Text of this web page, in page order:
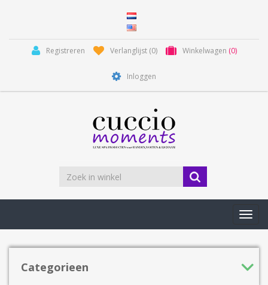
Registreren Verlanglijst (0) Winkelwagen (0)
Inloggen
Categorieen